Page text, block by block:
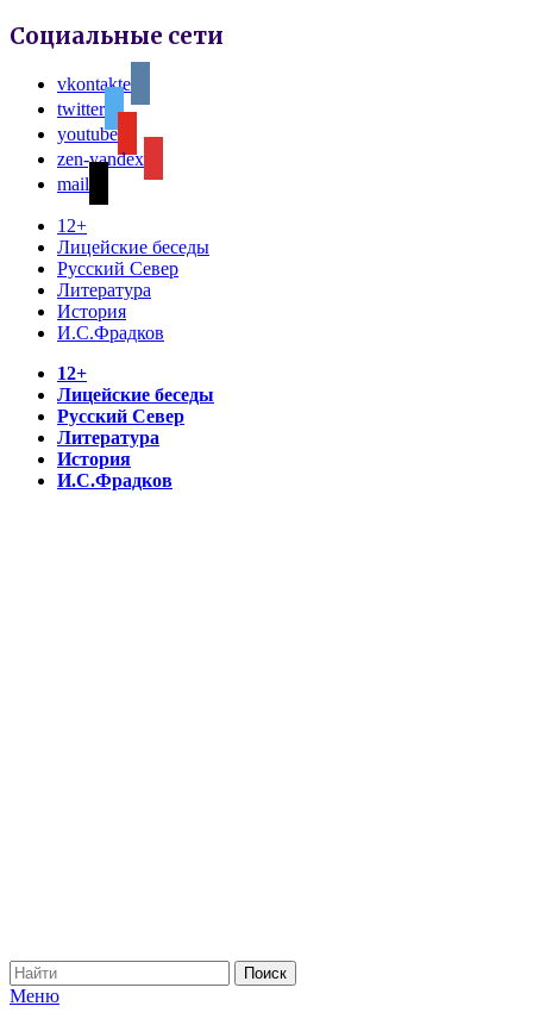
Социальные сети
vkontakte
twitter
youtube
zen-yandex
mail
12+
Лицейские беседы
Русский Север
Литература
История
И.С.Фрадков
12+
Лицейские беседы
Русский Север
Литература
История
И.С.Фрадков
Меню